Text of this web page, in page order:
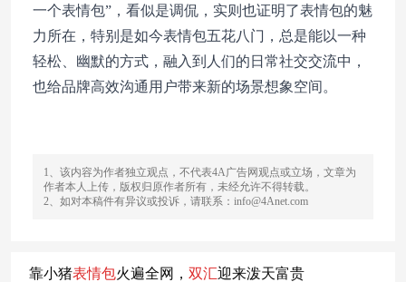
一个表情包”，看似是调侃，实则也证明了表情包的魅
力所在，特别是如今表情包五花八门，总是能以一种
轻松、幽默的方式，融入到人们的日常社交交流中，
也给品牌高效沟通用户带来新的场景想象空间。
1、该内容为作者独立观点，不代表4A广告网观点或立场，文章为
作者本人上传，版权归原作者所有，未经允许不得转载。
2、如对本稿件有异议或投诉，请联系：info@4Anet.com
靠小猪表情包火遍全网， 双汇迎来泼天富贵